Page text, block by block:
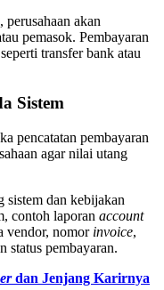
perusahaan akan
pemasok. Pembayaran
transfer bank atau
Sistem
pencatatan pembayaran
agar nilai utang
sistem dan kebijakan
contoh laporan account
vendor, nomor invoice,
status pembayaran.
dan Jenjang Karirnya